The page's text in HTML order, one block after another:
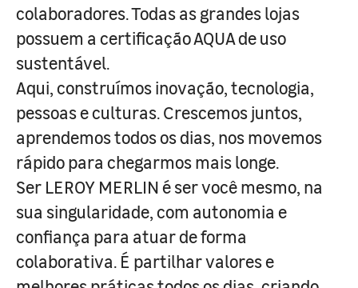
colaboradores. Todas as grandes lojas
possuem a certificação AQUA de uso
sustentável.
Aqui, construímos inovação, tecnologia,
pessoas e culturas. Crescemos juntos,
aprendemos todos os dias, nos movemos
rápido para chegarmos mais longe.
Ser LEROY MERLIN é ser você mesmo, na
sua singularidade, com autonomia e
confiança para atuar de forma
colaborativa. É partilhar valores e